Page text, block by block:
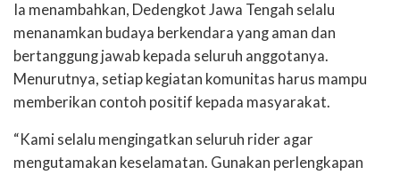
Ia menambahkan, Dedengkot Jawa Tengah selalu
menanamkan budaya berkendara yang aman dan
bertanggung jawab kepada seluruh anggotanya.
Menurutnya, setiap kegiatan komunitas harus mampu
memberikan contoh positif kepada masyarakat.
“Kami selalu mengingatkan seluruh rider agar
mengutamakan keselamatan. Gunakan perlengkapan